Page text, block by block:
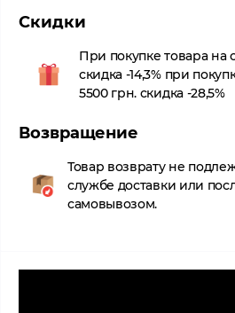
Скидки
При покупке товара на
скидка -14,3% при
5500 грн. скидка -28,5%
Возвращение
Товар возврату не
службе доставки или
самовывозом.